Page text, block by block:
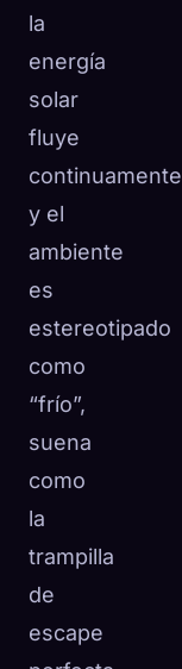
la
energía
solar
fluye
continuamente
y el
ambiente
es
estereotipado
como
“frío”,
suena
como
la
trampilla
de
escape